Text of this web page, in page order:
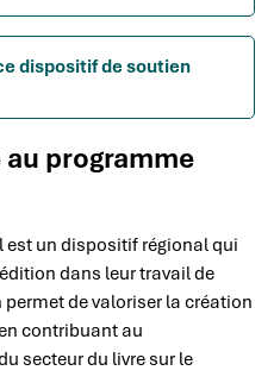
dispositif de soutien
au programme
est un dispositif régional qui
dans leur travail de
de valoriser la création
contribuant au
secteur du livre sur le